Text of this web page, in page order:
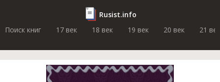
Rusist.info
Поиск книг
17 век 18 век 19 век 20 век 21 век